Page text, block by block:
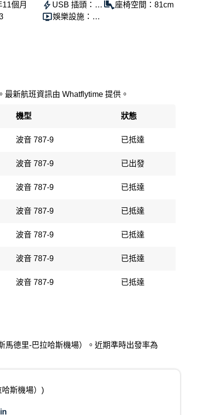
個月
USB 插頭：提
供
娛樂設施：提
座椅空間：81cm
新航班資訊由 Whatflytime 提供。
機型 狀態
波音 787-9 已抵達
波音 787-9 已出發
波音 787-9 已抵達
波音 787-9 已抵達
波音 787-9 已抵達
波音 787-9 已抵達
波音 787-9 已抵達
馬德里-巴拉哈斯機場）。近期準時出發率為
斯機場）)